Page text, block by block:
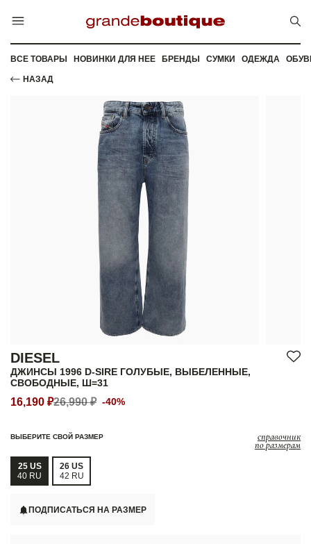
ВСЕ ТОВАРЫ НОВИНКИ ДЛЯ НЕЕ БРЕНДЫ СУМКИ ОДЕЖДА
НАЗАД
DIESEL
ДЖИНСЫ 1996 D-SIRE ГОЛУБЫЕ, ВЫБЕЛЕННЫЕ,
СВОБОДНЫЕ, Ш=31
16,190 ₽26,990 ₽ -40%
ВЫБЕРИТЕ СВОЙ РАЗМЕР справочник
по размерам
25 US
40 RU
26 US
42 RU
ПОДПИСАТЬСЯ НА РАЗМЕР